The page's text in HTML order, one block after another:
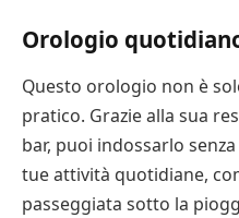
Orologio
Questo orologio non è
pratico. Grazie alla sua
bar, puoi indossarlo
tue attività quotidiane,
passeggiata sotto la